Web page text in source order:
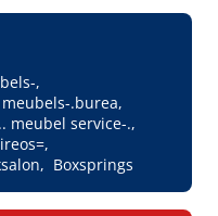
.burea
meubel service-.
Boxsprings